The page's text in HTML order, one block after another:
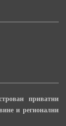
приватни
и регионални